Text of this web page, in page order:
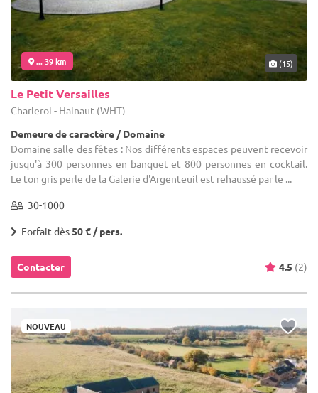
... 39 km (15)
Le Petit Versailles
Charleroi - Hainaut (WHT)
Demeure de caractère / Domaine
Domaine salle des fêtes : Nos différents espaces peuvent recevoir
jusqu'à 300 personnes en banquet et 800 personnes en cocktail.
Le ton gris perle de la Galerie d'Argenteuil est rehaussé par le ...
30-1000
Forfait dès50 € / pers.
Contacter 4.5 (2)
NOUVEAU